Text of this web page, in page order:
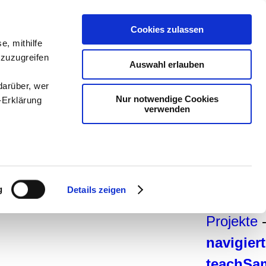
mithilfe
wer
Details zeigen
Cookies zulassen
Auswahl erlauben
Nur notwendige Cookies
verwenden
Deutsch
Projekte